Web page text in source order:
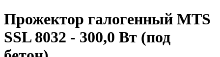
Прожектор галогенный MTS
SSL 8032 - 300,0 Вт (под